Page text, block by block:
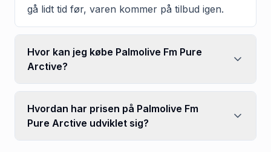
gå lidt tid før, varen kommer på tilbud igen.
Hvor kan jeg købe Palmolive Fm Pure
Arctive?
Hvordan har prisen på Palmolive Fm
Pure Arctive udviklet sig?